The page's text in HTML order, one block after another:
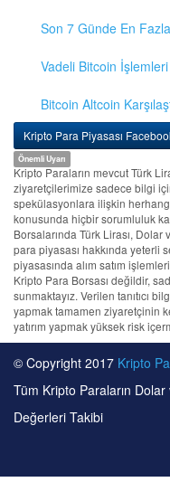
Son 7 Günde En
Vadeli Bitcoin
Bitcoin Altcoin
Kripto Para Piyasası
Önemli Uyarı
Kripto Paraların mevcut Türk
ziyaretçilerimize sadece bilgi
spekülasyonlara ilişkin
konusunda hiçbir sorumluluk
Borsalarında Türk Lirası, Dolar
para piyasası hakkında yeterli
piyasasında alım satım
Kripto Para Borsası değildir,
sunmaktayız. Verilen tanıtıcı
yapmak tamamen ziyaretçinin
yatırım yapmak yüksek risk
© Copyright 2017 Kripto
Tüm Kripto Paraların Dolar
Değerleri Takibi